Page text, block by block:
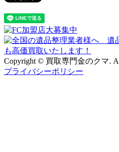
Copyright © 買取専門金のクマ.
プライバシーポリシー